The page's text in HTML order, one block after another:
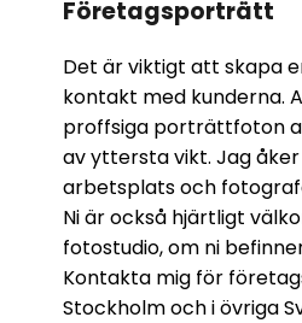
Företagsporträtt
Det är viktigt att skapa
kontakt med kunderna.
proffsiga porträttfoton
av yttersta vikt. Jag
arbetsplats och
Ni är också hjärtligt
fotostudio, om ni
Kontakta mig för
Stockholm och i övriga